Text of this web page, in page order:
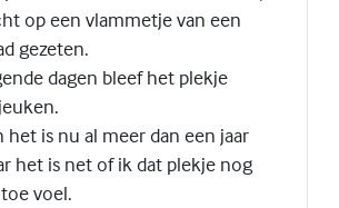
op een vlammetje van een
gezeten.
dagen bleef het plekje
is nu al meer dan een jaar
het is net of ik dat plekje nog
voel.